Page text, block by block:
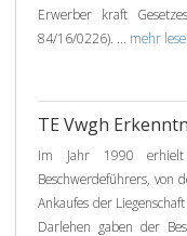
Erwerber kraft
84/16/0226). ... mehr
TE Vwgh
Im Jahr 1990
Beschwerdeführers, von
Ankaufes der
Darlehen gaben der